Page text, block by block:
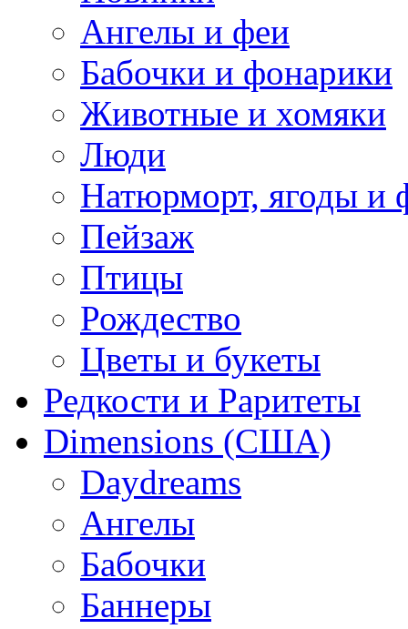
Ангелы и феи
Бабочки и фонарики
Животные и хомяки
Люди
Натюрморт, ягоды и
Пейзаж
Птицы
Рождество
Цветы и букеты
Редкости и Раритеты
Dimensions (США)
Daydreams
Ангелы
Бабочки
Баннеры